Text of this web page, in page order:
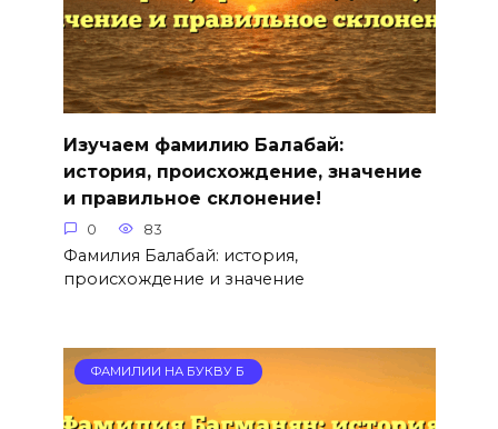
Изучаем фамилию Балабай:
история, происхождение, значение
и правильное склонение!
0 83
Фамилия Балабай: история,
происхождение и значение
ФАМИЛИИ НА БУКВУ Б